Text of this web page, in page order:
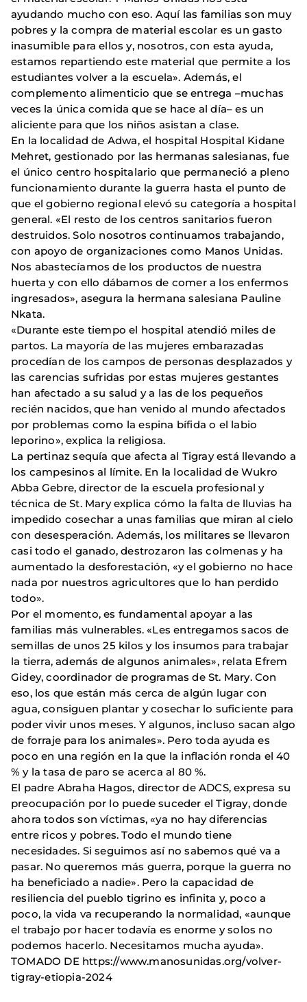
ayudando mucho con eso. Aquí las familias son muy
pobres y la compra de material escolar es un gasto
inasumible para ellos y, nosotros, con esta ayuda,
estamos repartiendo este material que permite a los
estudiantes volver a la escuela». Además, el
complemento alimenticio que se entrega –muchas
veces la única comida que se hace al día– es un
aliciente para que los niños asistan a clase.
En la localidad de Adwa, el hospital Hospital Kidane
Mehret, gestionado por las hermanas salesianas, fue
el único centro hospitalario que permaneció a pleno
funcionamiento durante la guerra hasta el punto de
que el gobierno regional elevó su categoría a hospital
general. «El resto de los centros sanitarios fueron
destruidos. Solo nosotros continuamos trabajando,
con apoyo de organizaciones como Manos Unidas.
Nos abastecíamos de los productos de nuestra
huerta y con ello dábamos de comer a los enfermos
ingresados», asegura la hermana salesiana Pauline
Nkata.
«Durante este tiempo el hospital atendió miles de
partos. La mayoría de las mujeres embarazadas
procedían de los campos de personas desplazados y
las carencias sufridas por estas mujeres gestantes
han afectado a su salud y a las de los pequeños
recién nacidos, que han venido al mundo afectados
por problemas como la espina bífida o el labio
leporino», explica la religiosa.
La pertinaz sequía que afecta al Tigray está llevando a
los campesinos al límite. En la localidad de Wukro
Abba Gebre, director de la escuela profesional y
técnica de St. Mary explica cómo la falta de lluvias ha
impedido cosechar a unas familias que miran al cielo
con desesperación. Además, los militares se llevaron
casi todo el ganado, destrozaron las colmenas y ha
aumentado la desforestación, «y el gobierno no hace
nada por nuestros agricultores que lo han perdido
todo».
Por el momento, es fundamental apoyar a las
familias más vulnerables. «Les entregamos sacos de
semillas de unos 25 kilos y los insumos para trabajar
la tierra, además de algunos animales», relata Efrem
Gidey, coordinador de programas de St. Mary. Con
eso, los que están más cerca de algún lugar con
agua, consiguen plantar y cosechar lo suficiente para
poder vivir unos meses. Y algunos, incluso sacan algo
de forraje para los animales». Pero toda ayuda es
poco en una región en la que la inflación ronda el 40
% y la tasa de paro se acerca al 80 %.
El padre Abraha Hagos, director de ADCS, expresa su
preocupación por lo puede suceder el Tigray, donde
ahora todos son víctimas, «ya no hay diferencias
entre ricos y pobres. Todo el mundo tiene
necesidades. Si seguimos así no sabemos qué va a
pasar. No queremos más guerra, porque la guerra no
ha beneficiado a nadie». Pero la capacidad de
resiliencia del pueblo tigrino es infinita y, poco a
poco, la vida va recuperando la normalidad, «aunque
el trabajo por hacer todavía es enorme y solos no
podemos hacerlo. Necesitamos mucha ayuda».
TOMADO DE https://www.manosunidas.org/volver-
tigray-etiopia-2024